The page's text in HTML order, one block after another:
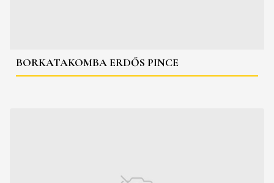
BORKATAKOMBA ERDŐS PINCE